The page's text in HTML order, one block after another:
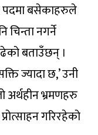
पदमा बसेकाहरुले
नगर्ने
बताउँछन् ।
ज्यादा छ,’ उनी
अर्थहीन भ्रमणहरु
गरिरहेको